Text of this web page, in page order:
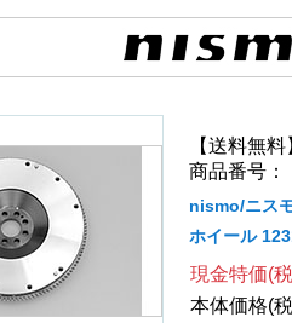
【送料無料
商品番号：
nismo/ニス
ホイール
現金特価(
本体価格(